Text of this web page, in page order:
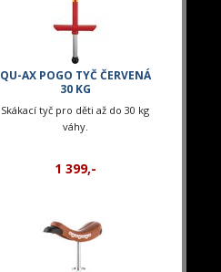
QU-AX POGO TYČ ČERVENÁ
30 KG
Skákací tyč pro děti až do 30 kg
váhy.
1 399,-